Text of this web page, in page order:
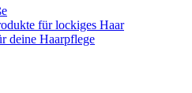
für lockiges Haar
deine Haarpflege